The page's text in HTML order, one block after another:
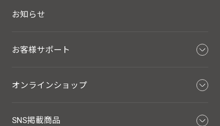
お知らせ
お客様サポート
オンラインショップ
SNS掲載商品